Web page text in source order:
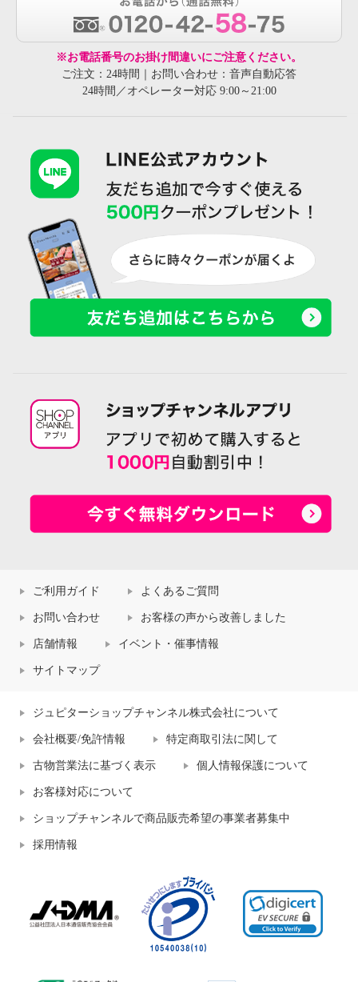
※お電話番号のお掛け間違いにご注意ください。
ご注文：24時間｜お問い合わせ：音声自動応答
24時間／オペレーター対応 9:00～21:00
ご利用ガイド よくあるご質問
お問い合わせ お客様の声から改善しました
店舗情報 イベント・催事情報
サイトマップ
ジュピターショップチャンネル株式会社について
会社概要/免許情報 特定商取引法に関して
古物営業法に基づく表示 個人情報保護について
お客様対応について
ショップチャンネルで商品販売希望の事業者募集中
採用情報